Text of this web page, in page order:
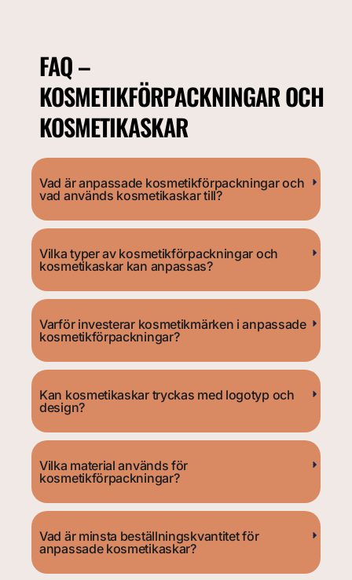
FAQ –
KOSMETIKFÖRPACKNINGAR OCH
KOSMETIKASKAR
Vad är anpassade kosmetikförpackningar och
vad används kosmetikaskar till?
Vilka typer av kosmetikförpackningar och
kosmetikaskar kan anpassas?
Varför investerar kosmetikmärken i anpassade
kosmetikförpackningar?
Kan kosmetikaskar tryckas med logotyp och
design?
Vilka material används för
kosmetikförpackningar?
Vad är minsta beställningskvantitet för
anpassade kosmetikaskar?